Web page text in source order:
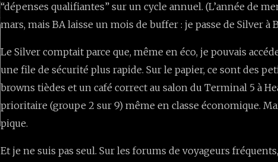
“dépenses qualifiantes” sur un cycle annuel. (L’année de
mars, mais BA laisse un mois de buffer : je passe de Silver à
Le Silver comptait parce que, même en éco, je pouvais
une file de sécurité plus rapide. Sur le papier, ce sont des
browns tièdes et un café correct au salon du Terminal 5 à
prioritaire (groupe 2 sur 9) même en classe économique.
pique.
Et je ne suis pas seul. Sur les forums de voyageurs